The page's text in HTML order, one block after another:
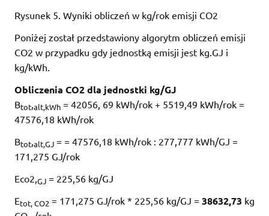
Rysunek 5. Wyniki obliczeń w kg/rok emisji CO2
Poniżej został przedstawiony algorytm obliczeń emisji
CO2 w przypadku gdy jednostką emisji jest kg.GJ i
kg/kWh.
Obliczenia CO2 dla jednostki kg/GJ
Btot,alt,kWh = 42056, 69 kWh/rok + 5519,49 kWh/rok =
47576,18 kWh/rok
Btot,alt,GJ = = 47576,18 kWh/rok : 277,777 kWh/GJ =
171,275 GJ/rok
Eco2,GJ = 225,56 kg/GJ
Etot, CO2 = 171,275 GJ/rok * 225,56 kg/GJ = 38632,73 kg